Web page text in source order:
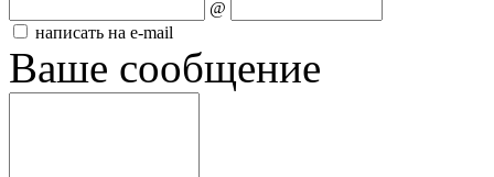
@
написать на e-mail
Ваше сообщение